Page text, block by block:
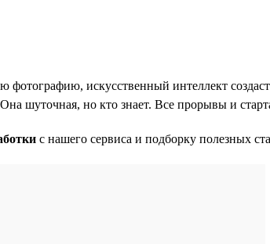
фотографию, искусственный интеллект
шуточная, но кто знает. Все прорывы и
с нашего сервиса и подборку полезных